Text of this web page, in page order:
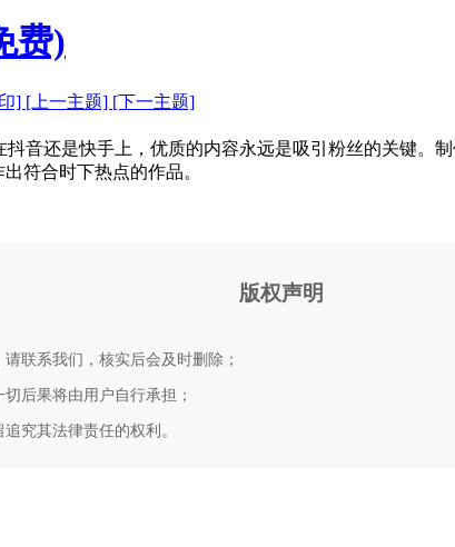
费)
] [上一主题] [下一主题]
音还是快手上，优质的内容永远是吸引粉丝的关键。
符合时下热点的作品。
版权声明
联系我们，核实后会及时删除；
后果将由用户自行承担；
究其法律责任的权利。